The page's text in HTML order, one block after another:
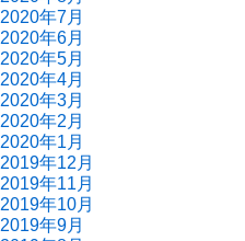
2020年7月
2020年6月
2020年5月
2020年4月
2020年3月
2020年2月
2020年1月
2019年12月
2019年11月
2019年10月
2019年9月